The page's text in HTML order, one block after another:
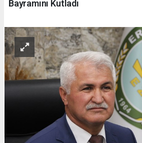
Bayramını Kutladı